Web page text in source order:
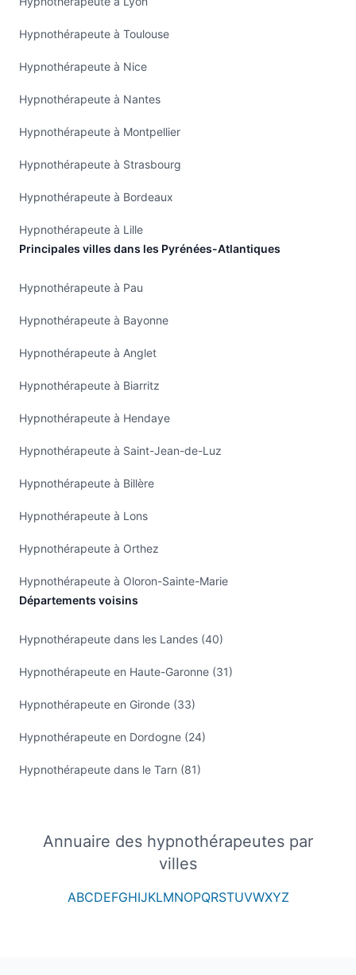
Hypnothérapeute à Toulouse
Hypnothérapeute à Nice
Hypnothérapeute à Nantes
Hypnothérapeute à Montpellier
Hypnothérapeute à Strasbourg
Hypnothérapeute à Bordeaux
Hypnothérapeute à Lille
Principales villes dans les Pyrénées-Atlantiques
Hypnothérapeute à Pau
Hypnothérapeute à Bayonne
Hypnothérapeute à Anglet
Hypnothérapeute à Biarritz
Hypnothérapeute à Hendaye
Hypnothérapeute à Saint-Jean-de-Luz
Hypnothérapeute à Billère
Hypnothérapeute à Lons
Hypnothérapeute à Orthez
Hypnothérapeute à Oloron-Sainte-Marie
Départements voisins
Hypnothérapeute dans les Landes (40)
Hypnothérapeute en Haute-Garonne (31)
Hypnothérapeute en Gironde (33)
Hypnothérapeute en Dordogne (24)
Hypnothérapeute dans le Tarn (81)
Annuaire des hypnothérapeutes par
villes
ABCDEFGHIJKLMNOPQRSTUVWXYZ